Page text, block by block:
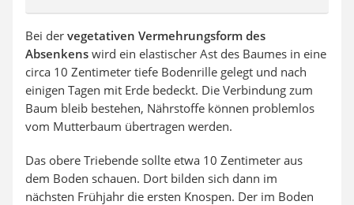
Bei der vegetativen Vermehrungsform des
Absenkens wird ein elastischer Ast des Baumes in eine
circa 10 Zentimeter tiefe Bodenrille gelegt und nach
einigen Tagen mit Erde bedeckt. Die Verbindung zum
Baum bleib bestehen, Nährstoffe können problemlos
vom Mutterbaum übertragen werden.
Das obere Triebende sollte etwa 10 Zentimeter aus
dem Boden schauen. Dort bilden sich dann im
nächsten Frühjahr die ersten Knospen. Der im Boden